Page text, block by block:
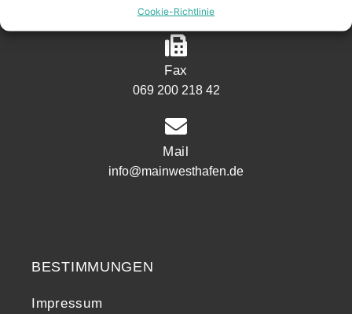
Cookie-Richtlinie
069 200 218 41
Fax
069 200 218 42
Mail
info@mainwesthafen.de
BESTIMMUNGEN
Impressum